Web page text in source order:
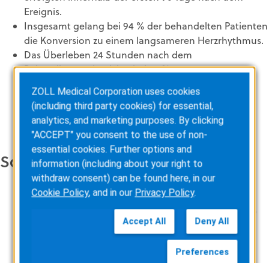
Ereignis.
Insgesamt gelang bei 94 % der behandelten Patienten
die Konversion zu einem langsameren Herzrhythmus.
Das Überleben 24 Stunden nach dem
Behandlungsschock lag bei 93 %.
%).
Die Patienten-Tragezeit des WCD war lang - die
mediane tägliche Verwendung lag bei 23,1 Stunden.
Schlussfolgerungen
Die Studienergebnisse bestätigen, dass der WCD
Patienten mit einer niedrigen Ejektionsfraktion (≤ 35
%) sicher und wirksam vor PHT schützt.
Die Ergebnisse der Studie untermauern die
Empfehlungen der Deutschen Gesellschaft für
ZOLL Medical Corporation uses cookies
(including third party cookies) for essential,
analytics, and marketing purposes. By clicking
"ACCEPT" you consent to the use of non-
essential cookies. Further options and
information (including about your right to
withdraw consent) can be found here, in our
Cookie Policy, and in our Privacy Policy.
Accept All Deny All
Preferences